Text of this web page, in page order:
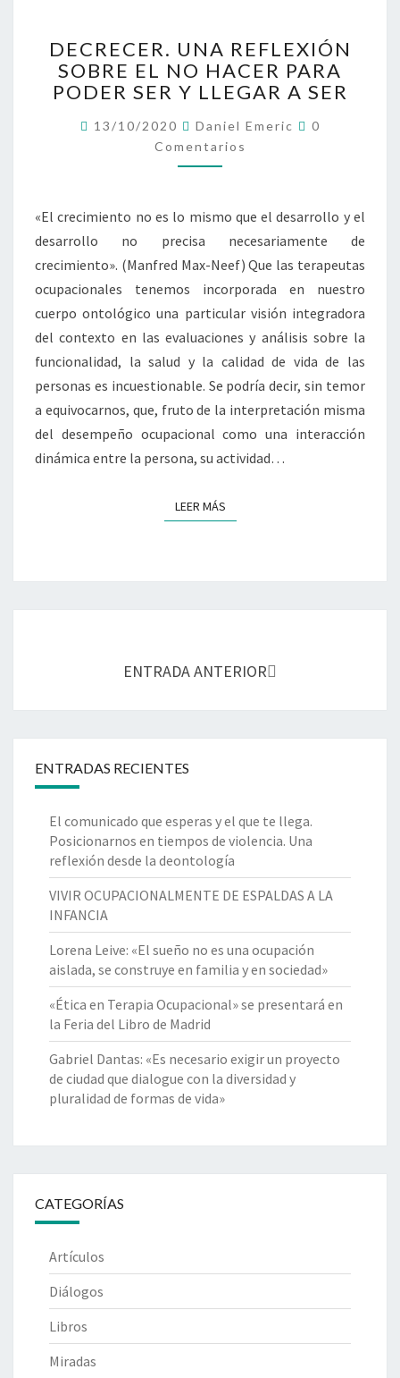
T
É
M
I
C
O
,
S
P
A
N
I
D
A
D
E
R
A
A
A
O
A
O
P
Ó
S
T
O
D
E
K
R
O
N
E
N
E
E
C
R
C
E
R
N
A
R
E
F
E
X
I
Ó
S
O
R
E
N
E
A
O
D
E
R
S
R
Y
L
E
G
A
R
A
R
DECRECER. UNA REFLEXIÓN
SOBRE EL NO HACER PARA
PODER SER Y LLEGAR A SER
13/10/2020 Daniel Emeric
C
O
R
O
0
Comentarios
«El crecimiento no es lo mismo que el desarrollo y el
desarrollo no precisa necesariamente de
crecimiento». (Manfred Max-Neef) Que las terapeutas
ocupacionales tenemos incorporada en nuestro
cuerpo ontológico una particular visión integradora
del contexto en las evaluaciones y análisis sobre la
funcionalidad, la salud y la calidad de vida de las
personas es incuestionable. Se podría decir, sin temor
a equivocarnos, que, fruto de la interpretación misma
del desempeño ocupacional como una interacción
dinámica entre la persona, su actividad…
LEER MÁS
ENTRADA ANTERIOR
ENTRADAS RECIENTES
El comunicado que esperas y el que te llega.
Posicionarnos en tiempos de violencia. Una
reflexión desde la deontología
VIVIR OCUPACIONALMENTE DE ESPALDAS A LA
INFANCIA
Lorena Leive: «El sueño no es una ocupación
aislada, se construye en familia y en sociedad»
«Ética en Terapia Ocupacional» se presentará en
la Feria del Libro de Madrid
Gabriel Dantas: «Es necesario exigir un proyecto
de ciudad que dialogue con la diversidad y
pluralidad de formas de vida»
CATEGORÍAS
Artículos
Diálogos
Libros
Miradas